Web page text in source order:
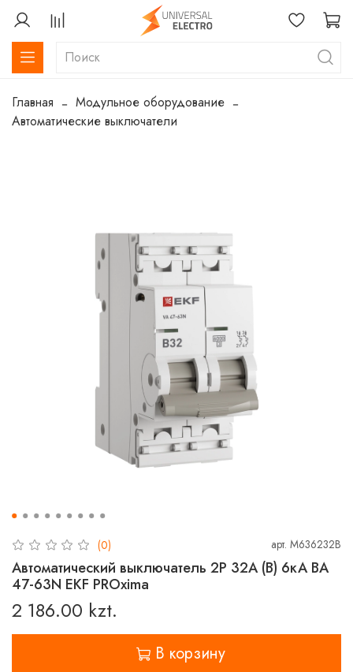
Главная
Модульное оборудование
Автоматические выключатели
(0) арт. M636232B
Автоматический выключатель 2P 32А (B) 6кА ВА
47-63N EKF PROxima
2 186.00 kzt.
В корзину